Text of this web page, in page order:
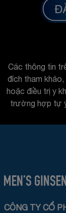
Các thông tin
đích tham
hoặc điều trị y
trường hợp tự
CÔNG TY CỔ